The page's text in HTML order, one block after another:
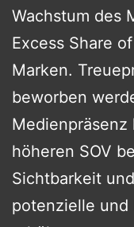
Wachstum des
Excess Share
Marken.
beworben
höheren SOV
Sichtbarkeit
potenzielle und